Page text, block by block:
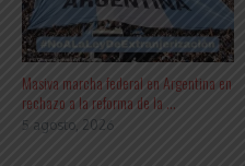
Masiva marcha federal en Argentina en
rechazo a la reforma de la ...
5 agosto, 2026